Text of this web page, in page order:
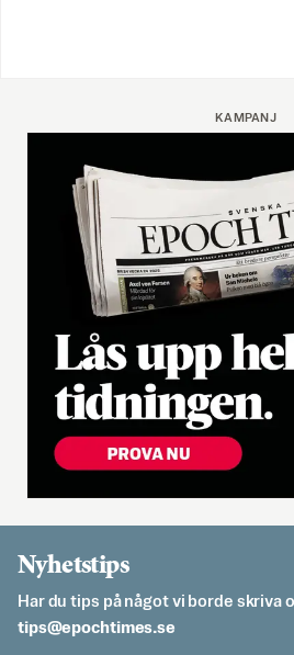
KAMPANJ
Nyhetstips
Har du tips på något vi borde skriva
es.semithcope@spit